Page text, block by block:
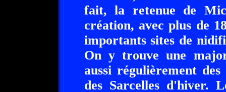
fait, la retenue de
création, avec plus de
importants sites de
On y trouve une
aussi régulièrement
des Sarcelles d'hiver.